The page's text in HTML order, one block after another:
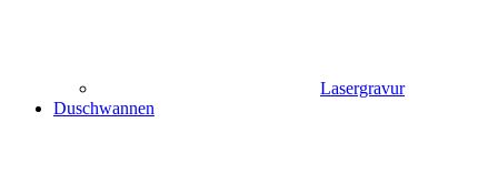
Lasergravur
Duschwannen